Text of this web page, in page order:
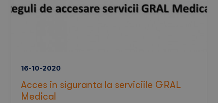
16-10-2020
Acces in siguranta la serviciile GRAL
Medical